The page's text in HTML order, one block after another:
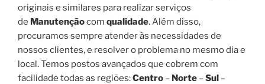
originais e similares para realizar serviços
de Manutençãocom qualidade. Além disso,
procuramos sempre atender às necessidades de
nossos clientes, e resolver o problema no mesmo dia e
local. Temos postos avançados que cobrem com
facilidade todas as regiões:Centro – Norte –Sul –